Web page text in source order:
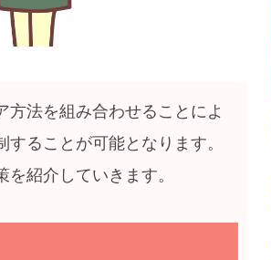
方法を組み合わせることによ
ることが可能となります。
紹介していきます。